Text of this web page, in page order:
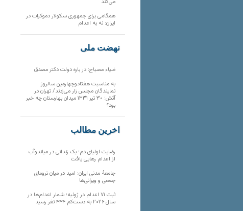
می‌کند
همگامی برای جمهوری سکولار دموکرات در
ایران: نه به اعدام
نهضت ملی
ضیاء مصباح: در باره دولت دکتر مصدق
به مناسبت هفتادوچهارمین سالروز:
نمایندگان مجلس زار می‌زدند/ تهران در
آتش؛ ۳۰ تیر ۱۳۳۱ میدان بهارستان چه خبر
بود؟
آخرین مطالب
رضایت اولیای دم؛ یک زندانی در میاندوآب
از اعدام رهایی یافت
جامعهٔ مدنی ایران: امید در میان ترومای
جمعی و ویرانی‌ها
ثبت ۷۱ اعدام در ژوئیه؛ شمار اعدام‌ها در
سال ۲۰۲۶ به دست‌کم ۴۴۴ نفر رسید